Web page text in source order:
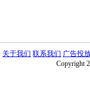
关于我们 联系我们 广告投
Copyright